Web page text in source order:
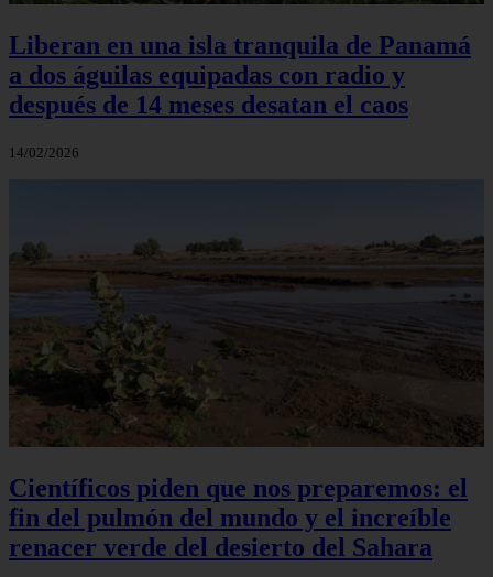
Liberan en una isla tranquila de Panamá
a dos águilas equipadas con radio y
después de 14 meses desatan el caos
14/02/2026
Científicos piden que nos preparemos: el
fin del pulmón del mundo y el increíble
renacer verde del desierto del Sahara